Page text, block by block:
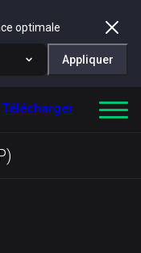
optimale
Appliquer
Télécharger